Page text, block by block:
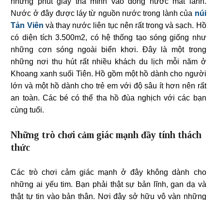
Nước ở đây được láy từ nguồn nước trong lành của núi
Tản Viên và thay nước liên tục nên rất trong và sạch. Hồ
có diện tích 3.500m2, có hệ thống tạo sóng giống như
những cơn sóng ngoài biển khơi. Đây là một trong
những nơi thu hút rất nhiều khách du lịch mỗi năm ở
Khoang xanh suối Tiên. Hồ gồm một hồ dành cho người
lớn và một hồ dành cho trẻ em với độ sâu ít hơn nên rất
an toàn. Các bé có thể tha hồ đùa nghịch với các bạn
cùng tuổi.
Những trò chơi cảm giác mạnh đầy tính thách
thức
Các trò chơi cảm giác mạnh ở đây không dành cho
những ai yếu tim. Bạn phải thật sự bản lĩnh, gan dạ và
thật tự tin vào bản thân. Nơi đây sở hữu vô vàn những